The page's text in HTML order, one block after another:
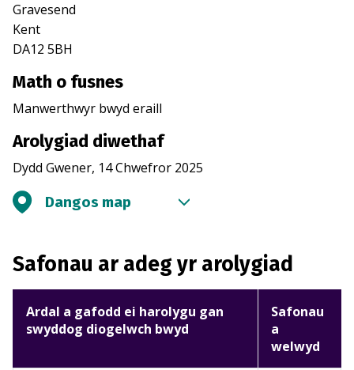
Gravesend
Kent
DA12 5BH
Math o fusnes
Manwerthwyr bwyd eraill
Arolygiad diwethaf
Dydd Gwener, 14 Chwefror 2025
Dangos map
Safonau ar adeg yr arolygiad
Ardal a gafodd ei harolygu gan
swyddog diogelwch bwyd
Safonau
a
welwyd